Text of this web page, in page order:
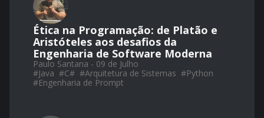
Ética na Programação: de Platão e
Aristóteles aos desafios da
Engenharia de Software Moderna
Paulo Santana - 09 de Julho
#Java #C# #Arquitetura de Sistemas #Python
#Engenharia de Prompt